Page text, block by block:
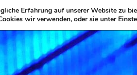
Erfahrung auf unserer Website zu
wir verwenden, oder sie unter